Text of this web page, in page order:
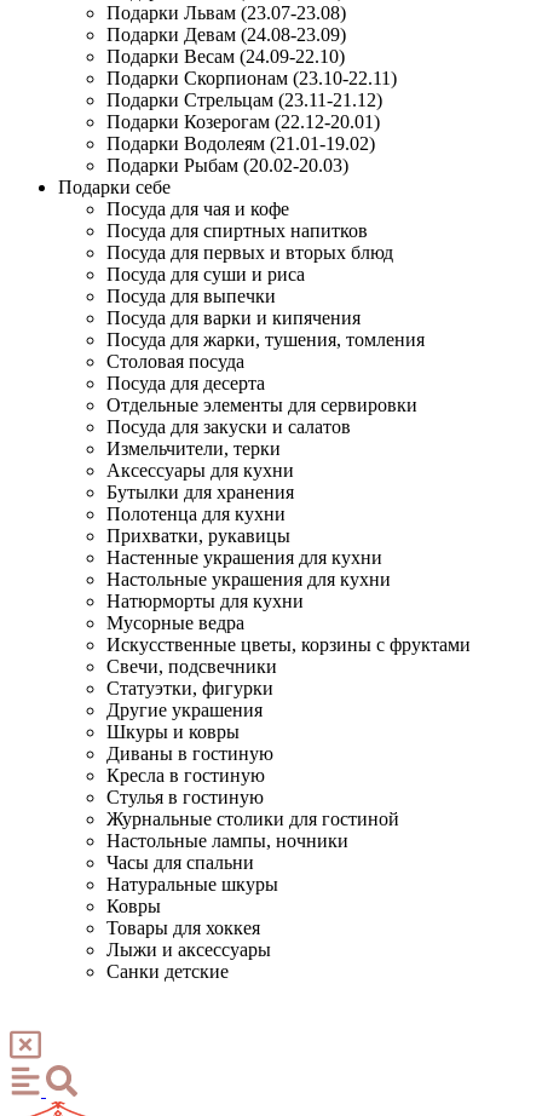
Подарки Львам (23.07-23.08)
Подарки Девам (24.08-23.09)
Подарки Весам (24.09-22.10)
Подарки Скорпионам (23.10-22.11)
Подарки Стрельцам (23.11-21.12)
Подарки Козерогам (22.12-20.01)
Подарки Водолеям (21.01-19.02)
Подарки Рыбам (20.02-20.03)
Подарки себе
Посуда для чая и кофе
Посуда для спиртных напитков
Посуда для первых и вторых блюд
Посуда для суши и риса
Посуда для выпечки
Посуда для варки и кипячения
Посуда для жарки, тушения, томления
Столовая посуда
Посуда для десерта
Отдельные элементы для сервировки
Посуда для закуски и салатов
Измельчители, терки
Аксессуары для кухни
Бутылки для хранения
Полотенца для кухни
Прихватки, рукавицы
Настенные украшения для кухни
Настольные украшения для кухни
Натюрморты для кухни
Мусорные ведра
Искусственные цветы, корзины с фруктами
Свечи, подсвечники
Статуэтки, фигурки
Другие украшения
Шкуры и ковры
Диваны в гостиную
Кресла в гостиную
Стулья в гостиную
Журнальные столики для гостиной
Настольные лампы, ночники
Часы для спальни
Натуральные шкуры
Ковры
Товары для хоккея
Лыжи и аксессуары
Санки детские